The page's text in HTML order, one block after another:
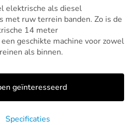
elektrische als diesel
met ruw terrein banden. Zo is de
14 meter
geschikte machine voor zowel
als binnen.
geïnteresseerd
Specificaties